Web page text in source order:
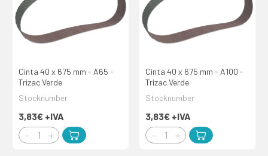
Cinta 40 x 675 mm - A65 -
Trizac Verde
Stocknumber
3,83€ +IVA
Cinta 40 x 675 mm - A100 -
Trizac Verde
Stocknumber
3,83€ +IVA